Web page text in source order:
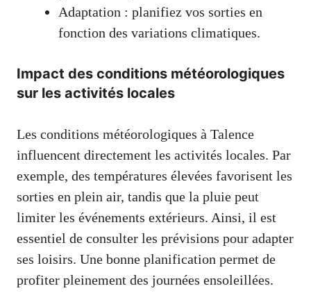
Adaptation : planifiez vos sorties en
fonction des variations climatiques.
Impact des conditions météorologiques
sur les activités locales
Les conditions météorologiques à Talence
influencent directement les activités locales. Par
exemple, des températures élevées favorisent les
sorties en plein air, tandis que la pluie peut
limiter les événements extérieurs. Ainsi, il est
essentiel de consulter les prévisions pour adapter
ses loisirs. Une bonne planification permet de
profiter pleinement des journées ensoleillées.